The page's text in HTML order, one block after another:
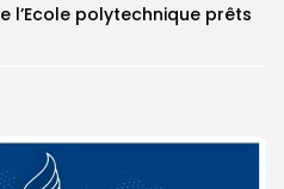
l’Ecole polytechnique prêts